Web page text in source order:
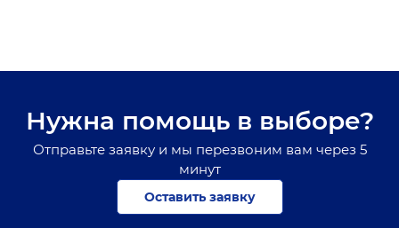
Нужна помощь в выборе?
Отправьте заявку и мы перезвоним вам через 5
минут
Оставить заявку